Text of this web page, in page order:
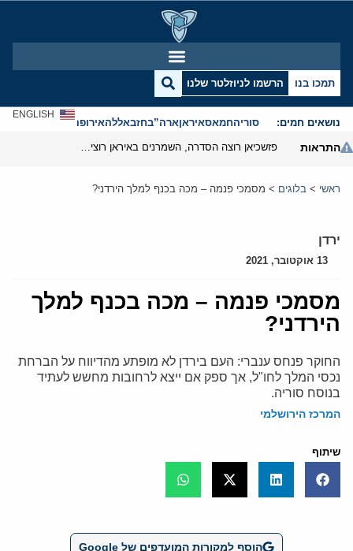
תמכו בנו הרשמו לניוזלטר שלנו
נושאים חמים: סוריהחמאסאיראןארה”בחזבאללהאירופהאנטישמיות
ENGLISH
התראות
ראשי > בלוגים > מסמכי פנמה – מכה בכנף למלך הירדני?
ירדן
13 אוקטובר, 2021
מסמכי פנמה – מכה בכנף למלך
הירדני?
החוקר פנחס ענברי: העם בירדן לא מופתע מהדיווח על הברחת
נכסי המלך לחו"ל, אך ספק אם ייצא לרחובות מחשש לעתיד
בנוסח סוריה.
המרכז הירושלמי
שיתוף
הוסף למקורות המועדפים של Google